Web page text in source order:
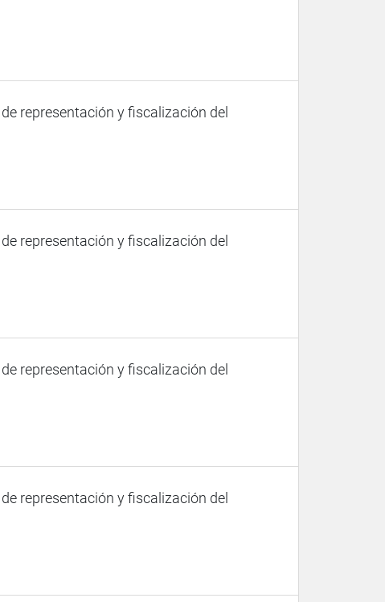
representación y fiscalización del
representación y fiscalización del
representación y fiscalización del
representación y fiscalización del